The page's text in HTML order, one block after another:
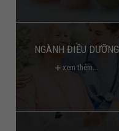
NGÀNH ĐIỀU DƯỠNG
xem thêm...